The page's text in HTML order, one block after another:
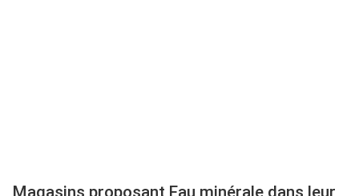
Magasins proposant Eau minérale dans leur